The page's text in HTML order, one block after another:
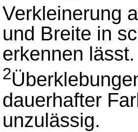
Verkleinerung
und Breite in
erkennen lässt.
2
dauerhafter
unzulässig.